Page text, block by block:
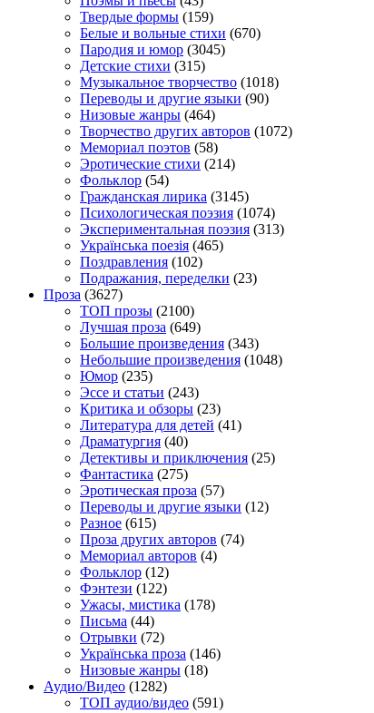
Твердые формы (159)
Белые и вольные стихи (670)
Пародия и юмор (3045)
Детские стихи (315)
Музыкальное творчество (1018)
Переводы и другие языки (90)
Низовые жанры (464)
Творчество других авторов (1072)
Мемориал поэтов (58)
Эротические стихи (214)
Фольклор (54)
Гражданская лирика (3145)
Психологическая поэзия (1074)
Экспериментальная поэзия (313)
Українська поезія (465)
Поздравления (102)
Подражания, переделки (23)
Проза (3627)
TOП прозы (2100)
Лучшая проза (649)
Большие произведения (343)
Небольшие произведения (1048)
Юмор (235)
Эссе и статьи (243)
Критика и обзоры (23)
Литература для детей (41)
Драматургия (40)
Детективы и приключения (25)
Фантастика (275)
Эротическая проза (57)
Переводы и другие языки (12)
Разное (615)
Проза других авторов (74)
Мемориал авторов (4)
Фольклор (12)
Фэнтези (122)
Ужасы, мистика (178)
Письма (44)
Отрывки (72)
Українська проза (146)
Низовые жанры (18)
Аудио/Видео (1282)
TOП аудио/видео (591)